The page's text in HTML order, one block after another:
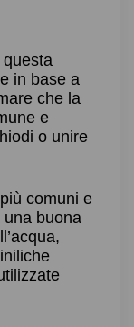
in base a
che la
e
o unire
comuni e
buona